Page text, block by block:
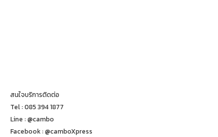
สนใจบริการติดต่อ
Tel : 085 394 1877
Line : @cambo
Facebook : @camboXpress